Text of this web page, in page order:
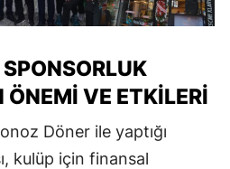
VE ETKILERI
Döner ile yaptığı
kulüp için finansal